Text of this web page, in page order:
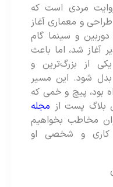
مردی است که
معماری آغاز
و سینما گام
شد، اما باعث
بزرگ‌ترین و
شود. این مسیر
پیچ و خمی که
پست ازمجله
بخواهیم
و شخصی او